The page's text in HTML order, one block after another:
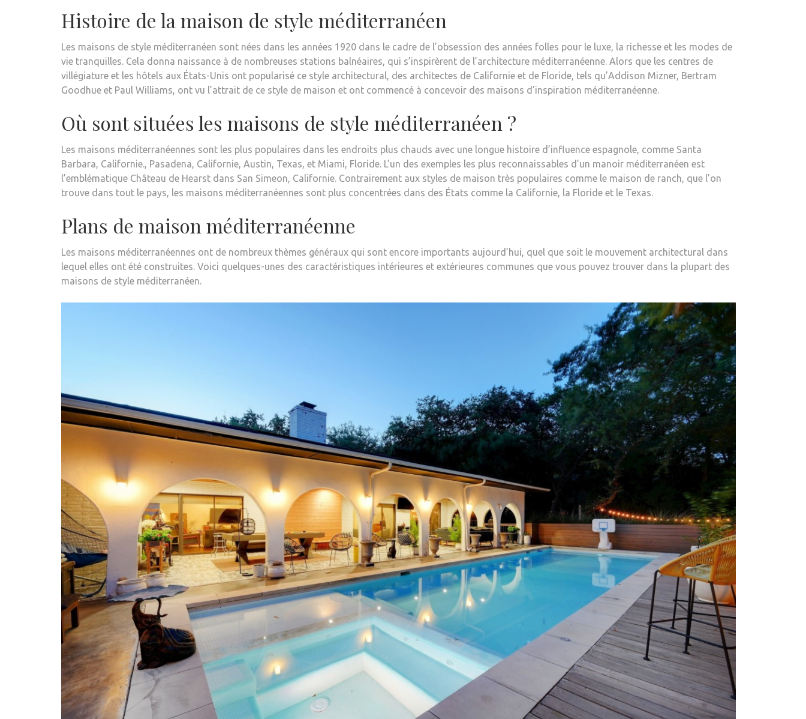
Histoire de la maison de style méditerranéen
Les maisons de style méditerranéen sont nées dans les années 1920 dans le cadre de l’obsession des années folles pour le luxe, la richesse et les modes de
vie tranquilles. Cela donna naissance à de nombreuses stations balnéaires, qui s’inspirèrent de l’architecture méditerranéenne. Alors que les centres de
villégiature et les hôtels aux États-Unis ont popularisé ce style architectural, des architectes de Californie et de Floride, tels qu’Addison Mizner, Bertram
Goodhue et Paul Williams, ont vu l’attrait de ce style de maison et ont commencé à concevoir des maisons d’inspiration méditerranéenne.
Où sont situées les maisons de style méditerranéen ?
Les maisons méditerranéennes sont les plus populaires dans les endroits plus chauds avec une longue histoire d’influence espagnole, comme Santa
Barbara, Californie., Pasadena, Californie, Austin, Texas, et Miami, Floride. L’un des exemples les plus reconnaissables d’un manoir méditerranéen est
l’emblématique Château de Hearst dans San Simeon, Californie. Contrairement aux styles de maison très populaires comme le maison de ranch, que l’on
trouve dans tout le pays, les maisons méditerranéennes sont plus concentrées dans des États comme la Californie, la Floride et le Texas.
Plans de maison méditerranéenne
Les maisons méditerranéennes ont de nombreux thèmes généraux qui sont encore importants aujourd’hui, quel que soit le mouvement architectural dans
lequel elles ont été construites. Voici quelques-unes des caractéristiques intérieures et extérieures communes que vous pouvez trouver dans la plupart des
maisons de style méditerranéen.